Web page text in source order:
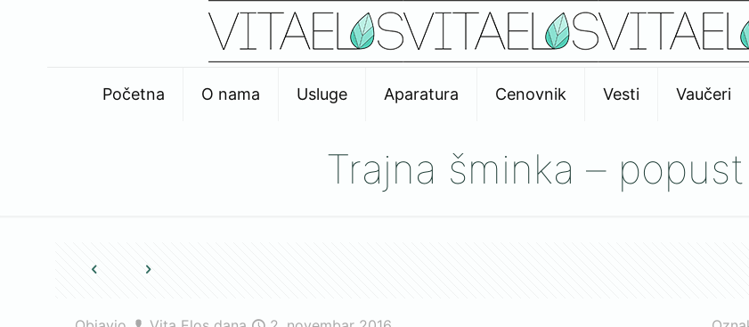
Početna O nama Usluge Aparatura Cenovnik Vesti Vaučeri
Trajna šminka –